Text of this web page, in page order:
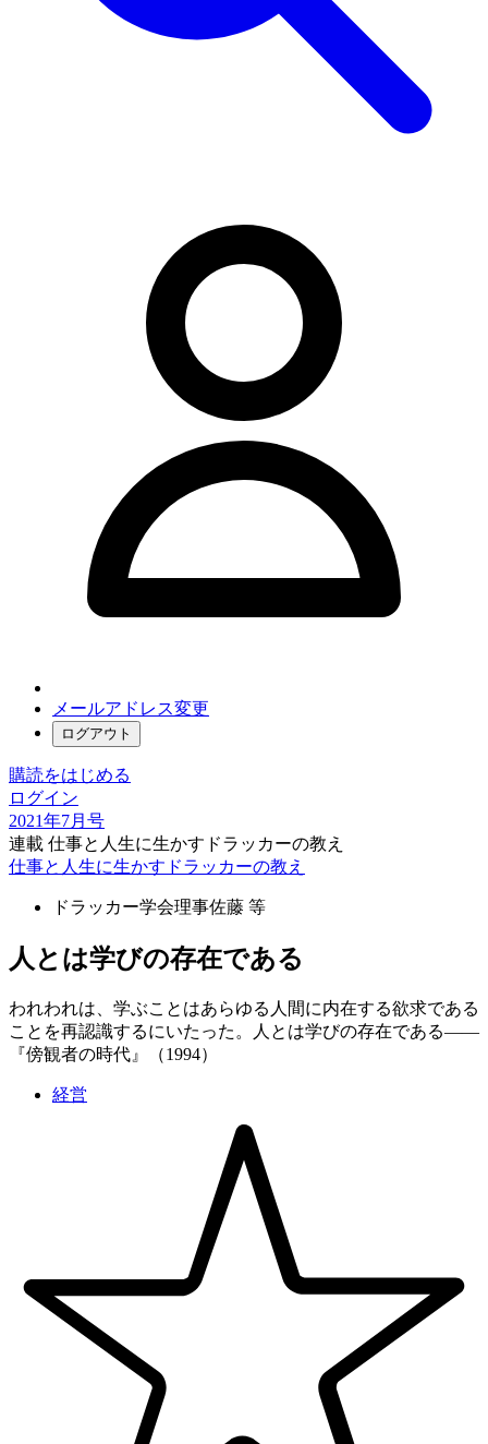
メールアドレス変更
ログアウト
購読をはじめる
ログイン
2021年7月号
連載 仕事と人生に生かすドラッカーの教え
仕事と人生に生かすドラッカーの教え
ドラッカー学会理事佐藤 等
人とは学びの存在である
われわれは、学ぶことはあらゆる人間に内在する欲求である
ことを再認識するにいたった。人とは学びの存在である——
『傍観者の時代』（1994）
経営